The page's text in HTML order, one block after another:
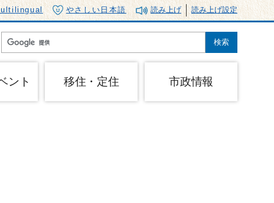
やさしい日本語 読み上げ 読み上げ設定
ント 移住・定住 市政情報